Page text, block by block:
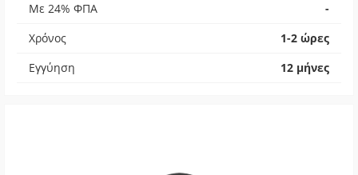
Με 24% ΦΠΑ
-
Χρόνος
1-2 ώρες
Εγγύηση
12 μήνες